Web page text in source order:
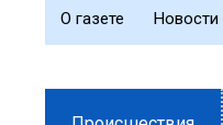
О газете Новости